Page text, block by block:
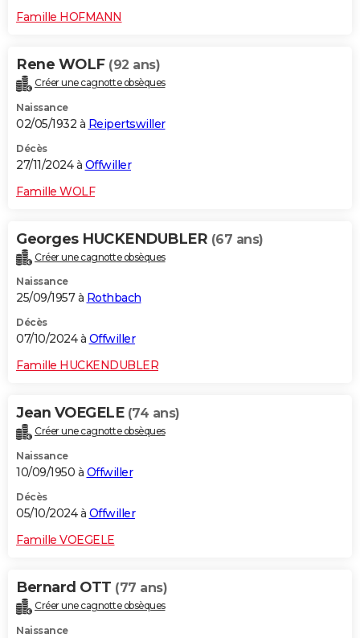
Famille HOFMANN
Rene WOLF (92 ans)
Créer une cagnotte obsèques
Naissance
02/05/1932 à Reipertswiller
Décès
27/11/2024 à Offwiller
Famille WOLF
Georges HUCKENDUBLER (67 ans)
Créer une cagnotte obsèques
Naissance
25/09/1957 à Rothbach
Décès
07/10/2024 à Offwiller
Famille HUCKENDUBLER
Jean VOEGELE (74 ans)
Créer une cagnotte obsèques
Naissance
10/09/1950 à Offwiller
Décès
05/10/2024 à Offwiller
Famille VOEGELE
Bernard OTT (77 ans)
Créer une cagnotte obsèques
Naissance